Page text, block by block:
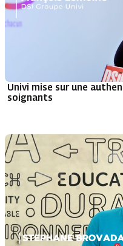
Univi mise sur une
soignants